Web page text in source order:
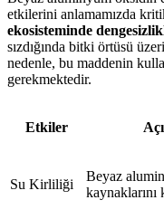
etkilerini anlamamızda
ekosisteminde
sızdığında bitki örtüsü
nedenle, bu maddenin
gerekmektedir.
Etkiler
Su Kirliliği
Beyaz